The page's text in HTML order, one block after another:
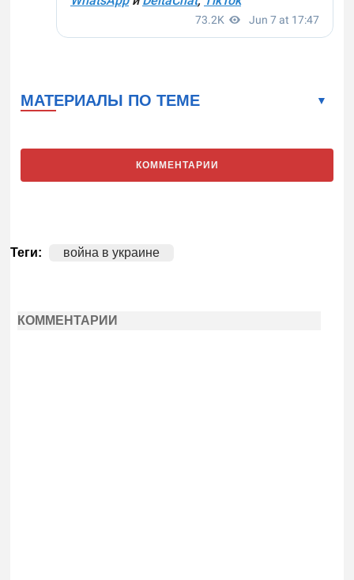
МАТЕРИАЛЫ ПО ТЕМЕ
КОММЕНТАРИИ
Теги: война в украине
КОММЕНТАРИИ